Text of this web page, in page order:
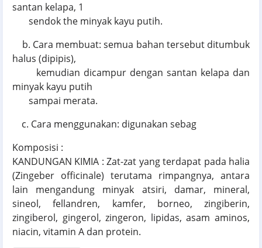
santan kelapa, 1
sendok the minyak kayu putih.
b. Cara membuat: semua bahan tersebut ditumbuk
halus (dipipis),
kemudian dicampur dengan santan kelapa dan
minyak kayu putih
sampai merata.
c. Cara menggunakan: digunakan sebag
Komposisi :
KANDUNGAN KIMIA : Zat-zat yang terdapat pada halia
(Zingeber officinale) terutama rimpangnya, antara
lain mengandung minyak atsiri, damar, mineral,
sineol, fellandren, kamfer, borneo, zingiberin,
zingiberol, gingerol, zingeron, lipidas, asam aminos,
niacin, vitamin A dan protein.